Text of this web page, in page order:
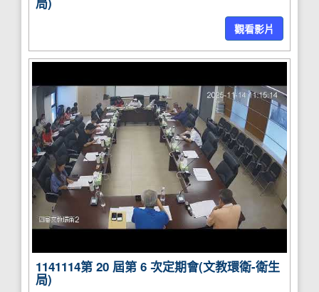
觀看影片
1141114第 20 屆第 6 次定期會(文教環衛-衛生
局)